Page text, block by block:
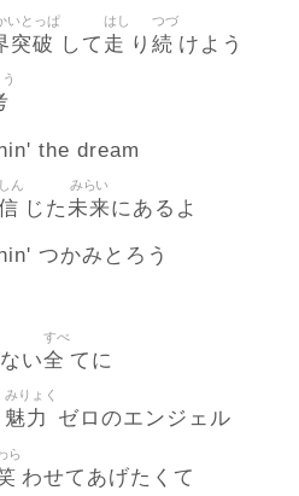
突破
いとっぱ
して 走
はし
り 続
つづ
けよう
the dream
しん
じた 未来
みらい
にあるよ
つかみとろう
い全
すべ
てに
魅力
みりょく
ゼロのエンジェル
ら
わせてあげたくて